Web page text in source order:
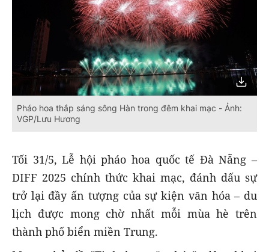
Pháo hoa thắp sáng sông Hàn trong đêm khai mạc - Ảnh:
VGP/Lưu Hương
Tối 31/5, Lễ hội pháo hoa quốc tế Đà Nẵng –
DIFF 2025 chính thức khai mạc, đánh dấu sự
trở lại đầy ấn tượng của sự kiện văn hóa – du
lịch được mong chờ nhất mỗi mùa hè trên
thành phố biển miền Trung.